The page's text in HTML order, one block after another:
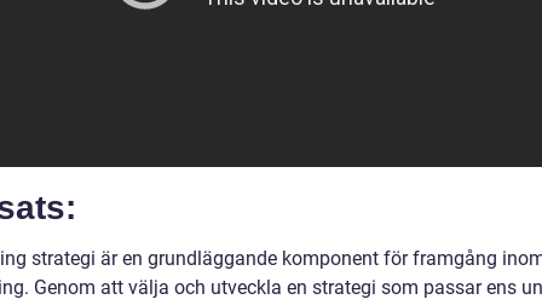
strategi är en grundläggande komponent för framgång
Genom att välja och utveckla en strategi som passar ens